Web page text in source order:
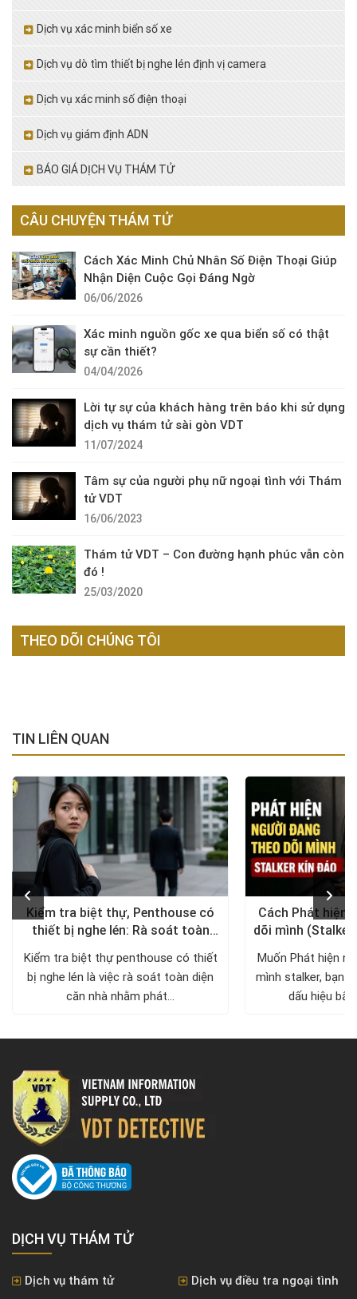
Dịch vụ xác minh biển số xe
Dịch vụ dò tìm thiết bị nghe lén định vị camera
Dịch vụ xác minh số điện thoại
Dịch vụ giám định ADN
BÁO GIÁ DỊCH VỤ THÁM TỬ
CÂU CHUYỆN THÁM TỬ
Cách Xác Minh Chủ Nhân Số Điện Thoại Giúp
Nhận Diện Cuộc Gọi Đáng Ngờ
06/06/2026
Xác minh nguồn gốc xe qua biển số có thật
sự cần thiết?
04/04/2026
Lời tự sự của khách hàng trên báo khi sử dụng
dịch vụ thám tử sài gòn VDT
11/07/2024
Tâm sự của người phụ nữ ngoại tình với Thám
tử VDT
16/06/2023
Thám tử VDT – Con đường hạnh phúc vẫn còn
đó !
25/03/2020
THEO DÕI CHÚNG TÔI
TIN LIÊN QUAN
Kiểm tra biệt thự, Penthouse có
thiết bị nghe lén: Rà soát toàn
diện, trả lại không gian riêng tư
Kiểm tra biệt thự penthouse có thiết
bị nghe lén là việc rà soát toàn diện
căn nhà nhằm phát...
Cách Phát hiện
dõi mình
Muốn Phát hiện
mình stalker, bạn
dấu hiệu bất
DỊCH VỤ THÁM TỬ
Dịch vụ thám tử
Dịch vụ điều tra ngoại tình